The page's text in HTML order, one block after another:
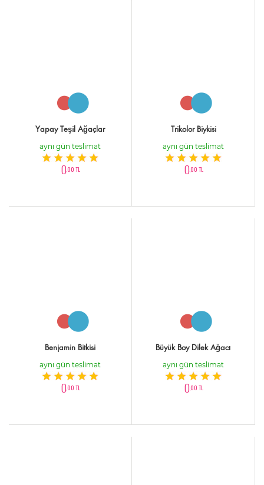
Yapay Teşil Ağaçlar
aynı gün teslimat
0,00 TL
Trikolor Biykisi
aynı gün teslimat
0,00 TL
Benjamin Bitkisi
aynı gün teslimat
0,00 TL
Büyük Boy Dilek Ağacı
aynı gün teslimat
0,00 TL